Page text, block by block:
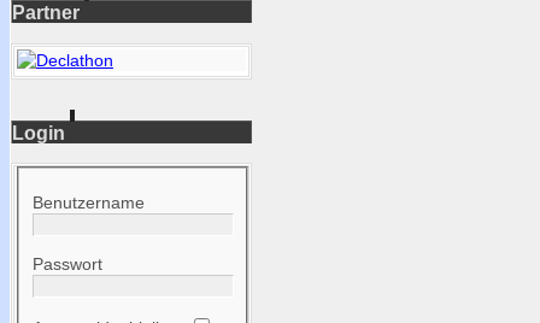
Partner
Login
Benutzername
Passwort